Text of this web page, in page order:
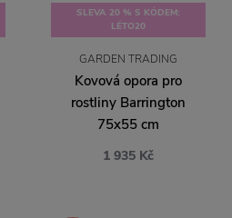
SLEVA 20 % S KÓDEM:
LÉTO20
GARDEN TRADING
Kovová opora pro
rostliny Barrington
75x55 cm
1 935 Kč